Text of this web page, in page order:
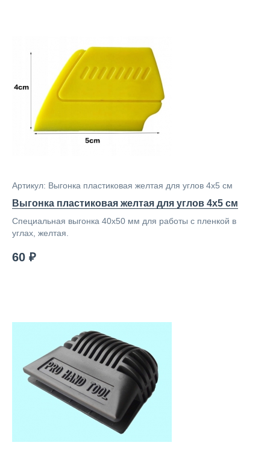
Артикул: Выгонка пластиковая желтая для углов 4х5 см
Выгонка пластиковая желтая для углов 4х5 см
Специальная выгонка 40х50 мм для работы с пленкой в
углах, желтая.
60 ₽